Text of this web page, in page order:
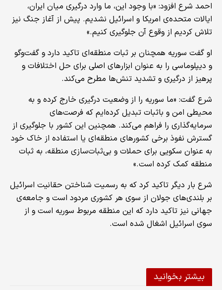
احمد شرع افزود: «با وجود این، ما وارد درگیری میان ایران،
ایالات متحده‌ی امریکا و اسرائیل نشدیم. پیش از آغاز جنگ نیز
تلاش کردیم از وقوع آن جلوگیری کنیم.»
او گفت سوریه همچنان بر ثبات منطقه‌ای تاکید دارد و گفت‌وگو
و دیپلوماسی را به‌ عنوان ابزارهای اصلی برای حل اختلافات و
پرهیز از درگیری و تشدید تنش‌ها مطرح می‌کند.
شرع گفت: «ما سوریه را از وضعیت درگیری خارج کرده و به
محیطی امن و باثبات تبدیل کرده‌ایم که فرصت‌های
سرمایه‌گذاری را فراهم می‌کند. همچنین این کشور با جلوگیری از
گسترش نفوذ برخی کشورهای منطقه‌ای یا استفاده از خاک خود
به ‌عنوان سکویی برای حملات و بی‌ثبات‌سازی منطقه، به ثبات
منطقه کمک کرده است.»
شرع بار دیگر تاکید کرد که به رسمیت شناختن حقانیت اسرائیل
بر بلندی‌های جولان از سوی هر کشوری مردود است و جامعه‌ی
جهانی نیز تاکید دارد که این منطقه مربوط سوریه است و از
سوی اسرائیل اشغال شده است.
بیشتر بخوانید